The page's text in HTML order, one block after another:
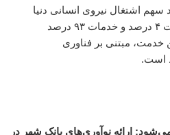
۲۰۴۵، برآورد سهم اشتغال نیروی انسانی دنیا
در کشاورزی ۳ درصد، صنعت ۴ درصد و خدمات ۹۳ درصد
خدمت، مبتنی بر فناوری
است.
ارائه نوآوری‌های بانک شهر در